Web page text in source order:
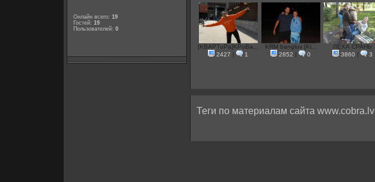
Онлайн всего: 19
Гостей: 19
Пользователей: 0
[KBAPTuPa]KPoBa...
2427
1
KRM bangluv [Ki...
2852
0
ЛЁХА СРАНЬ
3860
3
Теги по материалам сайта www.cobra.lv